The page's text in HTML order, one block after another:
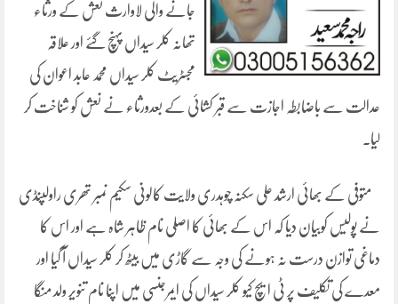
جانے والی لاوارث نعش کے ورثاء
تھانہ کلر سیداں پہنچ گئے اور علاقہ
مجسٹریٹ کلر سیداں محمد عابد اعوان کی
عدالت سے باضابطہ اجازت سے قبر کشائی کے بعدورثاء نے نعش کو شناخت کر
لیا۔
متوفی کے بھائی ارشد علی سکنہ چوہدری ولایت کالونی سکیم نمبر تھری راولپنڈی
نے پولیس کوبیان دیا کہ اس کے بھائی کا اصلی نام ظاہر شاہ ہے اور اس کا
دماغی توازن درست نہ ہونے کی وجہ سے گاڑی میں بیٹھ کر کلر سیداں آ گیا اور
معدے کی تکلیف پر ٹی ایچ کیو کلر سیداں کی ایمرجنسی میں اپنا نام تنویر ولد منگا